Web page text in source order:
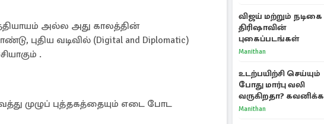
அல்ல அது காலத்தின்
வடிவில் (Digital and Diplomatic)
.
முழுப் புத்தகத்தையும் எடை போட
விஜய் மற்றும் நடிகை
திரிஷாவின்
புகைப்படங்கள்
Manithan
உடற்பயிற்சி செய்யும்
போது மார்பு வலி
வருகிறதா? கவனிக்க
வேண்டிய எச்சரிக்கை
Manithan